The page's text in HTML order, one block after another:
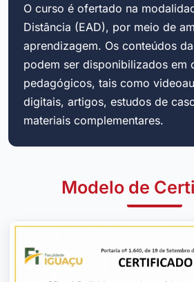
O curso é ofertado na
Distância (EAD), por meio de
aprendizagem. Os conteúdos
podem ser disponibilizados em
pedagógicos, tais como
digitais, artigos, estudos de
materiais complementares.
Modelo de